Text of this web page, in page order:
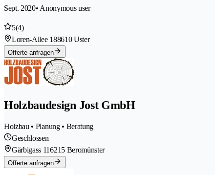
Sept. 2020• Anonymous user
5(4)
Loren-Allee 188610 Uster
Offerte anfragen
Holzbaudesign Jost GmbH
Holzbau • Planung • Beratung
Geschlossen
Gärbigass 116215 Beromünster
Offerte anfragen